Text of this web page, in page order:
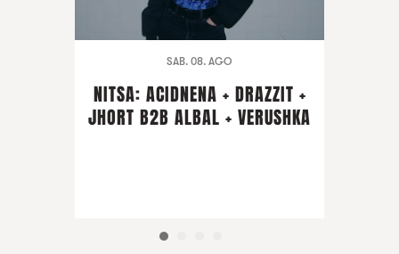
SAB. 08. AGO
NITSA: ACIDNENA + DRAZZIT +
JHORT B2B ALBAL + VERUSHKA